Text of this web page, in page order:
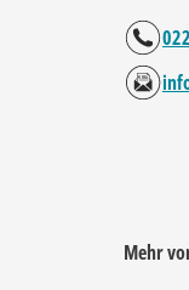
Mehr